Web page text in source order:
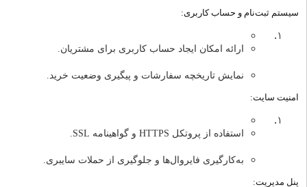
سیستم ثبت‌نام و حساب کاربری:
ارائه امکان ایجاد حساب کاربری برای مشتریان.
نمایش تاریخچه سفارشات و پیگیری وضعیت خرید.
امنیت سایت:
استفاده از پروتکل HTTPS و گواهینامه SSL.
به‌کارگیری فایروال‌ها و جلوگیری از حملات سایبری.
پنل مدیریت: